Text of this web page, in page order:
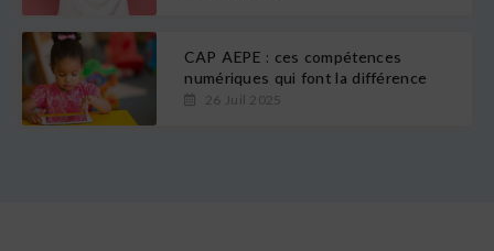
CAP AEPE : ces compétences
numériques qui font la différence
26 Juil 2025